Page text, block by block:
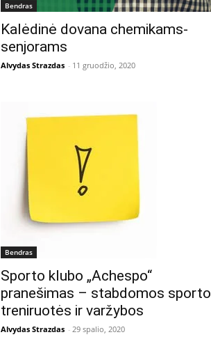
Bendras
Kalėdinė dovana chemikams-
senjorams
Alvydas Strazdas - 11 gruodžio, 2020
Bendras
Sporto klubo „Achespo“
pranešimas – stabdomos sporto
treniruotės ir varžybos
Alvydas Strazdas - 29 spalio, 2020